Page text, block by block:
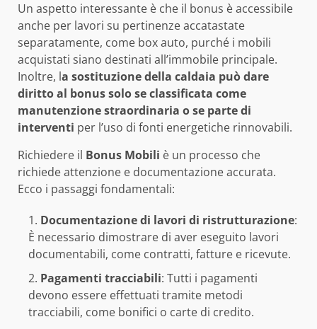
Un aspetto interessante è che il bonus è accessibile
anche per lavori su pertinenze accatastate
separatamente, come box auto, purché i mobili
acquistati siano destinati all’immobile principale.
Inoltre, la sostituzione della caldaia può dare
diritto al bonus solo se classificata come
manutenzione straordinaria o se parte di
interventi per l’uso di fonti energetiche rinnovabili.
Richiedere il Bonus Mobili è un processo che
richiede attenzione e documentazione accurata.
Ecco i passaggi fondamentali:
Documentazione di lavori di ristrutturazione:
È necessario dimostrare di aver eseguito lavori
documentabili, come contratti, fatture e ricevute.
Pagamenti tracciabili: Tutti i pagamenti
devono essere effettuati tramite metodi
tracciabili, come bonifici o carte di credito.